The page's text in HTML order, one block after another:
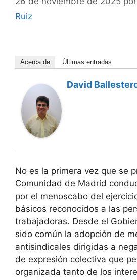
Ruiz
Acerca de Últimas entradas
David
No es la primera vez que se
Comunidad de Madrid
por el menoscabo del
básicos reconocidos a las
trabajadoras. Desde el
sido común la adopción de
antisindicales dirigidas a
de expresión colectiva que
organizada tanto de los